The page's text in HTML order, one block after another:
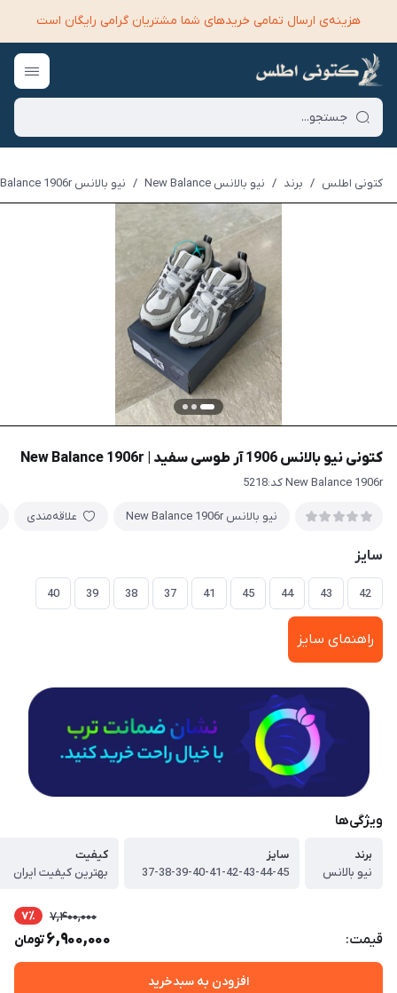
هزینه‌ی ارسال تمامی خرید‌های شما مشتریان گرامی رایگان است
کتونی اطلس / برند / نیو بالانس New Balance / نیو بالانس New Balance 1906r
کتونی نیو بالانس 1906 آر طوسی سفید | New Balance 1906r
New Balance 1906r کد:5218
نیو بالانس New Balance 1906r علاقه‌مندی
سایز
42
43
44
45
41
37
38
39
40
راهنمای سایز
ویژگی‌ها
برند
نیو بالانس
سایز
37-38-39-40-41-42-43-44-45
کیفیت
بهترین کیفیت ایران
قیمت:
7,400,000 7٪
6,900,000تومان
افزودن به سبدخرید